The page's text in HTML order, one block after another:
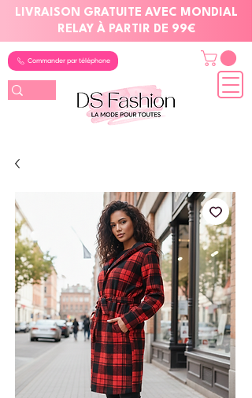
LIVRAISON GRATUITE AVEC MONDIAL
RELAY À PARTIR DE 99€
Commander par téléphone